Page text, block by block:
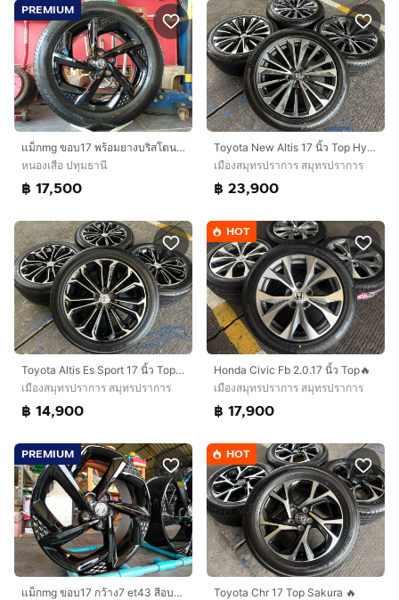
PREMIUM
แม็กmg ขอบ17 พร้อมยางบริสโตน 215 55 17 ปี24 แม็กสวยไร้รอย ยางสวยทุกเส้นตุ่มหน้ายางยังอยู่5 รู 112 ใส่ mg 4 mg5 mg. ep. ,mg zs EV mg GS
หนองเสือ ปทุมธานี
฿ 17,500
Toyota New Altis 17 นิ้ว Top Hybrid🔥
เมืองสมุทรปราการ สมุทรปราการ
฿ 23,900
Toyota Altis Es Sport 17 นิ้ว Top🔥
เมืองสมุทรปราการ สมุทรปราการ
฿ 14,900
HOT
Honda Civic Fb 2.0.17 นิ้ว Top🔥
เมืองสมุทรปราการ สมุทรปราการ
฿ 17,900
PREMIUM
แม็กmg ขอบ17 กว้าง7 et43 สีอบpowder coat ไร้รอยไม่คดไม่ดุ้งไม่แตก ใส่ mg 4 mg5 mg ep mg zs EV อื่นๆ 5 รู 112
HOT
Toyota Chr 17 Top Sakura 🔥